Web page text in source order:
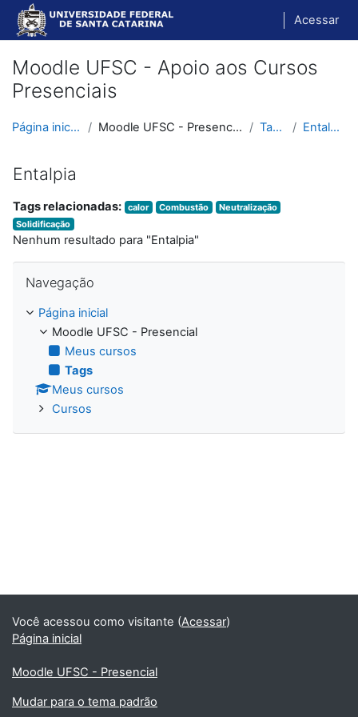
Ir para o conteúdo principal
Acessar
Moodle UFSC - Apoio aos Cursos
Presenciais
Página inicial Moodle UFSC - Presencial Tags Entalpia
Entalpia
Tags relacionadas: calor Combustão
Neutralização
Solidificação
Nenhum resultado para "Entalpia"
Navegação
Página inicial
Moodle UFSC - Presencial
Meus cursos
Tags
Meus cursos
Cursos
Você acessou como visitante (Acessar)
Página inicial
Moodle UFSC - Presencial
Mudar para o tema padrão